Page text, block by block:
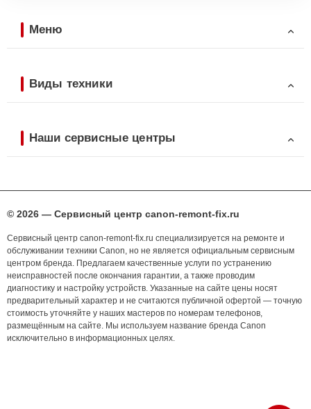
Меню
Виды техники
Наши сервисные центры
© 2026 — Сервисный центр canon-remont-fix.ru
Сервисный центр canon-remont-fix.ru специализируется на ремонте и
обслуживании техники Canon, но не является официальным сервисным
центром бренда. Предлагаем качественные услуги по устранению
неисправностей после окончания гарантии, а также проводим
диагностику и настройку устройств. Указанные на сайте цены носят
предварительный характер и не считаются публичной офертой — точную
стоимость уточняйте у наших мастеров по номерам телефонов,
размещённым на сайте. Мы используем название бренда Canon
исключительно в информационных целях.